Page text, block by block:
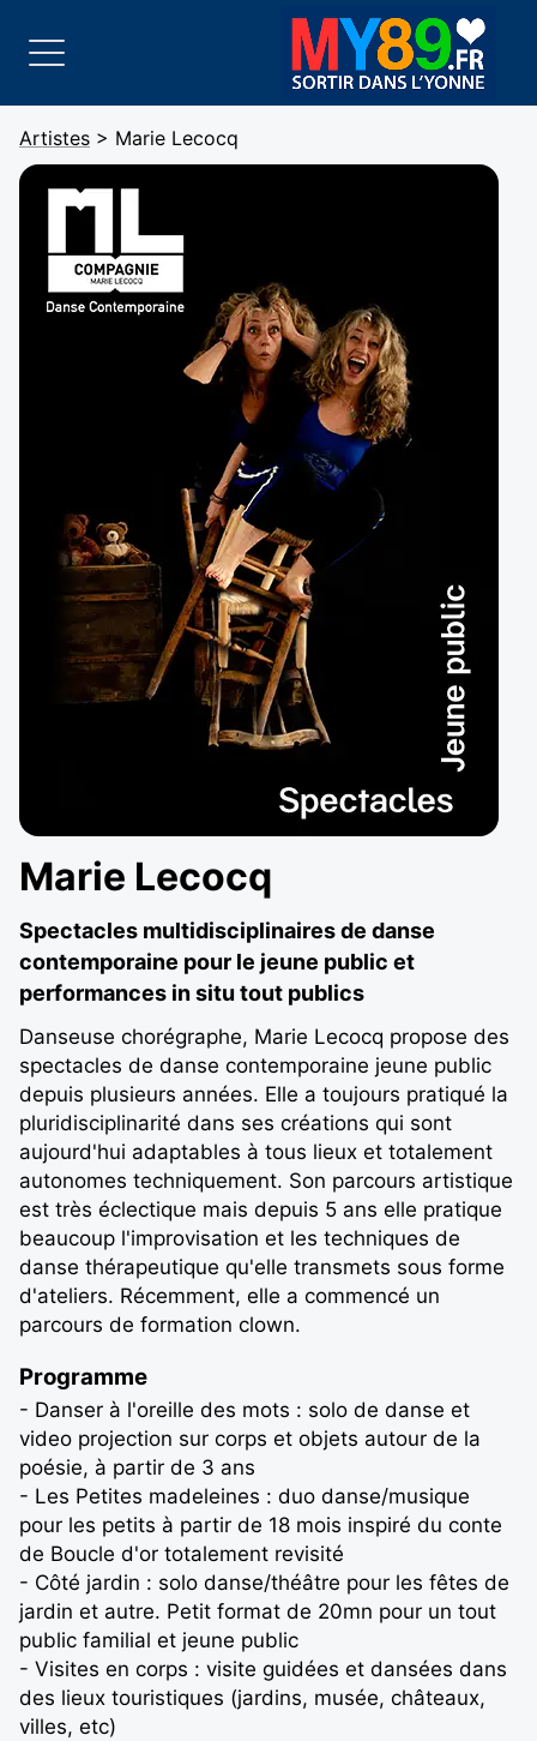
Artistes > Marie Lecocq
Marie Lecocq
Spectacles multidisciplinaires de danse
contemporaine pour le jeune public et
performances in situ tout publics
Danseuse chorégraphe, Marie Lecocq propose des
spectacles de danse contemporaine jeune public
depuis plusieurs années. Elle a toujours pratiqué la
pluridisciplinarité dans ses créations qui sont
aujourd'hui adaptables à tous lieux et totalement
autonomes techniquement. Son parcours artistique
est très éclectique mais depuis 5 ans elle pratique
beaucoup l'improvisation et les techniques de
danse thérapeutique qu'elle transmets sous forme
d'ateliers. Récemment, elle a commencé un
parcours de formation clown.
Programme
- Danser à l'oreille des mots : solo de danse et
video projection sur corps et objets autour de la
poésie, à partir de 3 ans
- Les Petites madeleines : duo danse/musique
pour les petits à partir de 18 mois inspiré du conte
de Boucle d'or totalement revisité
- Côté jardin : solo danse/théâtre pour les fêtes de
jardin et autre. Petit format de 20mn pour un tout
public familial et jeune public
- Visites en corps : visite guidées et dansées dans
des lieux touristiques (jardins, musée, châteaux,
villes, etc)